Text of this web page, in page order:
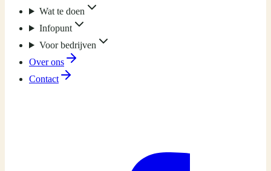
Wat te doen
Infopunt
Voor bedrijven
Over ons
Contact